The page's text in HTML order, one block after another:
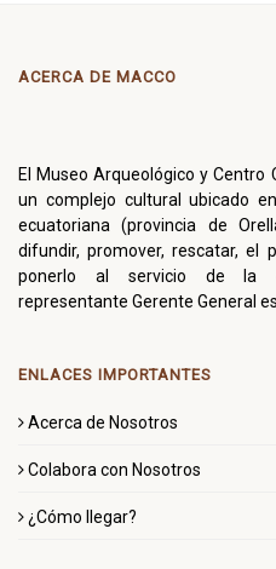
ACERCA DE MACCO
El Museo Arqueológico y Centro
un complejo cultural ubicado
ecuatoriana (provincia de
difundir, promover, rescatar, el
ponerlo al servicio de la
representante Gerente General
ENLACES IMPORTANTES
Acerca de Nosotros
Colabora con Nosotros
¿Cómo llegar?